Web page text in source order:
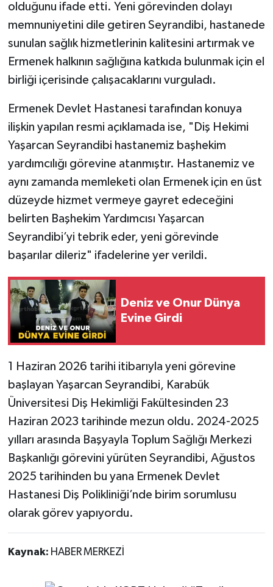
olduğunu ifade etti. Yeni görevinden dolayı
memnuniyetini dile getiren Seyrandibi, hastanede
sunulan sağlık hizmetlerinin kalitesini artırmak ve
Ermenek halkının sağlığına katkıda bulunmak için el
birliği içerisinde çalışacaklarını vurguladı.
Ermenek Devlet Hastanesi tarafından konuya
ilişkin yapılan resmi açıklamada ise, "Diş Hekimi
Yaşarcan Seyrandibi hastanemiz başhekim
yardımcılığı görevine atanmıştır. Hastanemiz ve
aynı zamanda memleketi olan Ermenek için en üst
düzeyde hizmet vermeye gayret edeceğini
belirten Başhekim Yardımcısı Yaşarcan
Seyrandibi’yi tebrik eder, yeni görevinde
başarılar dileriz" ifadelerine yer verildi.
Deniz ve Onur Dünya
Evine Girdi
1 Haziran 2026 tarihi itibarıyla yeni görevine
başlayan Yaşarcan Seyrandibi, Karabük
Üniversitesi Diş Hekimliği Fakültesinden 23
Haziran 2023 tarihinde mezun oldu. 2024-2025
yılları arasında Başyayla Toplum Sağlığı Merkezi
Başkanlığı görevini yürüten Seyrandibi, Ağustos
2025 tarihinden bu yana Ermenek Devlet
Hastanesi Diş Polikliniği’nde birim sorumlusu
olarak görev yapıyordu.
Kaynak: HABER MERKEZİ